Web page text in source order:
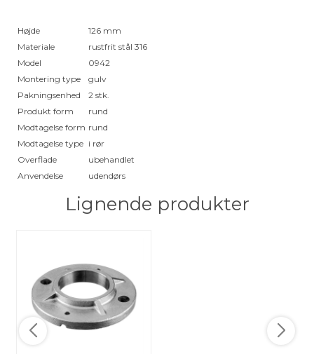
Højde
126 mm
Materiale
rustfrit stål 316
Model
0942
Montering type
gulv
Pakningsenhed
2 stk.
Produkt form
rund
Modtagelse form rund
Modtagelse type i rør
Overflade
ubehandlet
Anvendelse
udendørs
Lignende produkter